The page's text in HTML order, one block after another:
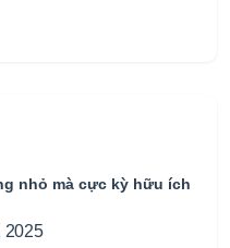
nhỏ mà cực kỳ hữu ích
2025